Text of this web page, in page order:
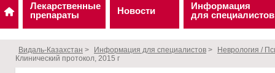
Лекарственные
препараты
Новости
Информация
для специалистов
Видаль-Казахстан > Информация для специалистов >
Неврология /
Клинический протокол, 2015 г